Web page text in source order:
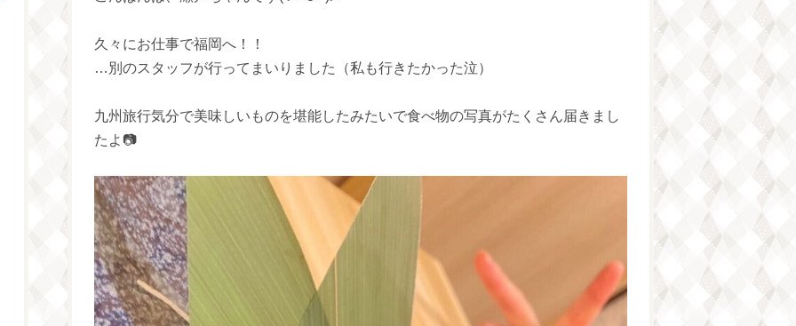
久々にお仕事で福岡へ！！
…別のスタッフが行ってまいりました（私も行きたかった泣）
九州旅行気分で美味しいものを堪能したみたいで食べ物の写真がたくさん届きまし
たよ📷